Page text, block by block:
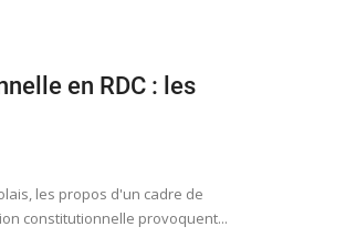
en RDC : les
les propos d'un cadre de
constitutionnelle provoquent...